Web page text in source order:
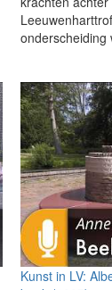
onderscheiding
Kunst in LV: